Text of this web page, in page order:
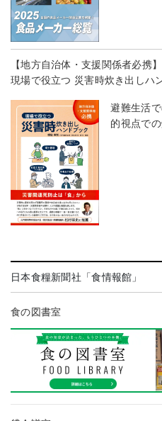
【地方自治体・支援関係者必携】
現場で役立つ 災害時炊き出しハ
避難生活
的視点で
日本食糧新聞社「食情報館」
食の図書室